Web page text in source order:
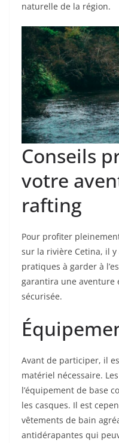
naturelle de la région.
Conseils
votre
rafting
Pour profiter
sur la rivière Cetina, il
pratiques à garder à
garantira une aventure
sécurisée.
Avant de participer, il
matériel nécessaire.
l’équipement de base
les casques. Il est
vêtements de bain
antidérapantes qui